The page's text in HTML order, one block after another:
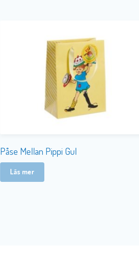
Påse Mellan Pippi Gul
Läs mer